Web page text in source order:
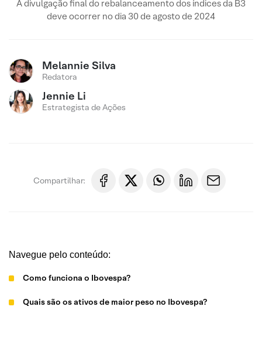
A divulgação final do rebalanceamento dos índices da B3
deve ocorrer no dia 30 de agosto de 2024
Melannie Silva
Redatora
Jennie Li
Estrategista de Ações
Compartilhar:
Navegue pelo conteúdo:
Como funciona o Ibovespa?
Quais são os ativos de maior peso no Ibovespa?